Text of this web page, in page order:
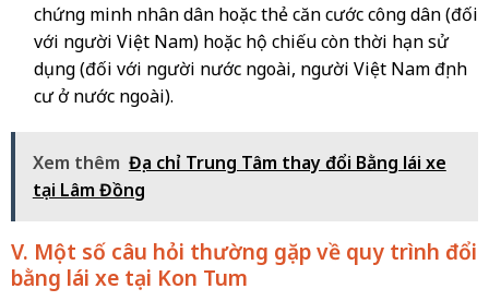
chứng minh nhân dân hoặc thẻ căn cước công dân (đối
với người Việt Nam) hoặc hộ chiếu còn thời hạn sử
dụng (đối với người nước ngoài, người Việt Nam định
cư ở nước ngoài).
Xem thêm Địa chỉ Trung Tâm thay đổi Bằng lái xe
tại Lâm Đồng
V. Một số câu hỏi thường gặp về quy trình đổi
bằng lái xe tại Kon Tum